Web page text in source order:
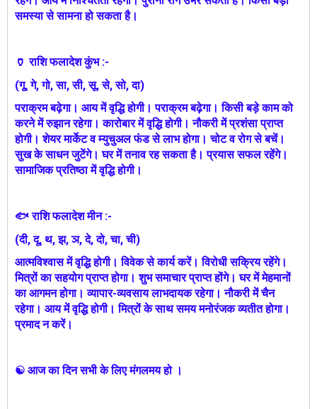
समस्या से सामना हो सकता है।
🏺 राशि फलादेश कुंभ :-
(गू, गे, गो, सा, सी, सू, से, सो, दा)
पराक्रम बढ़ेगा। आय में वृद्धि होगी। पराक्रम बढ़ेगा। किसी बड़े काम को
करने में रुझान रहेगा। कारोबार में वृद्धि होगी। नौकरी में प्रशंसा प्राप्त
होगी। शेयर मार्केट व म्युचुअल फंड से लाभ होगा। चोट व रोग से बचें।
सुख के साधन जुटेंगे। घर में तनाव रह सकता है। प्रयास सफल रहेंगे।
सामाजिक प्रतिष्ठा में वृद्धि होगी।
🐟 राशि फलादेश मीन :-
(दी, दू, थ, झ, ञ, दे, दो, चा, ची)
आत्मविश्वास में वृद्धि होगी। विवेक से कार्य करें। विरोधी सक्रिय रहेंगे।
मित्रों का सहयोग प्राप्त होगा। शुभ समाचार प्राप्त होंगे। घर में मेहमानों
का आगमन होगा। व्यापार-व्यवसाय लाभदायक रहेगा। नौकरी में चैन
रहेगा। आय में वृद्धि होगी। मित्रों के साथ समय मनोरंजक व्यतीत होगा।
प्रमाद न करें।
☯ आज का दिन सभी के लिए मंगलमय हो ।